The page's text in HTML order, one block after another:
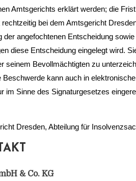
Amtsgerichts erklärt werden; die
bei dem Amtsgericht
der angefochtenen Entscheidung
diese Entscheidung eingelegt wird.
seinem Bevollmächtigten zu
Beschwerde kann auch in
im Sinne des Signaturgesetzes
Dresden, Abteilung für
& Co. KG